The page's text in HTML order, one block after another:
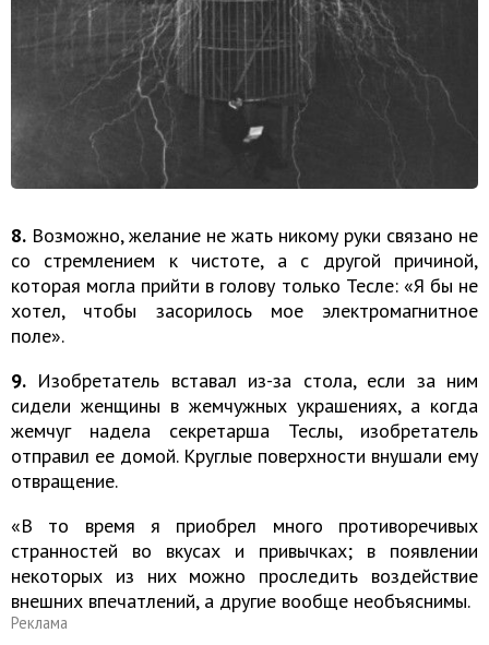
8. Возможно, желание не жать никому руки связано не
со стремлением к чистоте, а с другой причиной,
которая могла прийти в голову только Тесле: «Я бы не
хотел, чтобы засорилось мое электромагнитное
поле».
9. Изобретатель вставал из-за стола, если за ним
сидели женщины в жемчужных украшениях, а когда
жемчуг надела секретарша Теслы, изобретатель
отправил ее домой. Круглые поверхности внушали ему
отвращение.
«В то время я приобрел много противоречивых
странностей во вкусах и привычках; в появлении
некоторых из них можно проследить воздействие
внешних впечатлений, а другие вообще необъяснимы.
Реклама